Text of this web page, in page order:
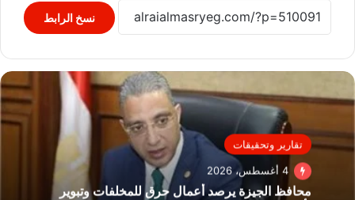
نسخ الرابط
تقارير وتحقيقات
4 أغسطس، 2026
محافظ الجيزة يرصد أعمال حرق للمخلفات وتبوير